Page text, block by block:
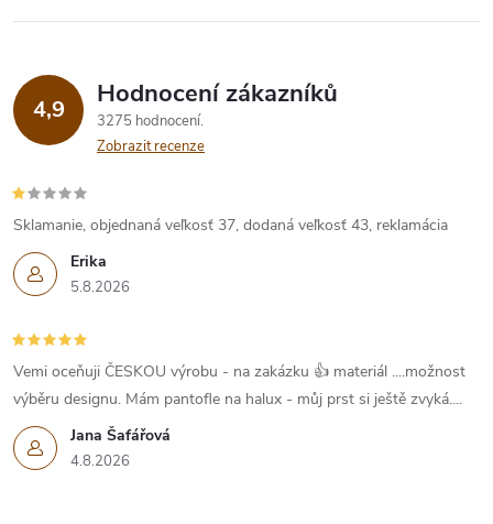
4,9 Hodnocení zákazníků
3275 hodnocení
Zobrazit recenze
Erika
5.8.2026
Sklamanie, objednaná veľkosť 37, dodaná veľkosť 43, reklamácia
Jana Šafářová
4.8.2026
Vemi oceňuji ČESKOU výrobu - na zakázku 👍 materiál ....možnost
výběru designu. Mám pantofle na halux - můj prst si ještě zvyká....